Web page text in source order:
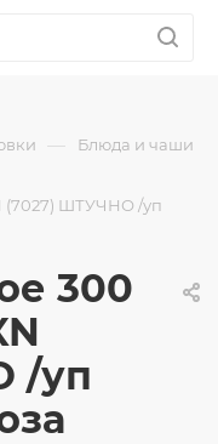
— Блюда и чаши
(7027) ШТУЧНО /уп
300
/уп